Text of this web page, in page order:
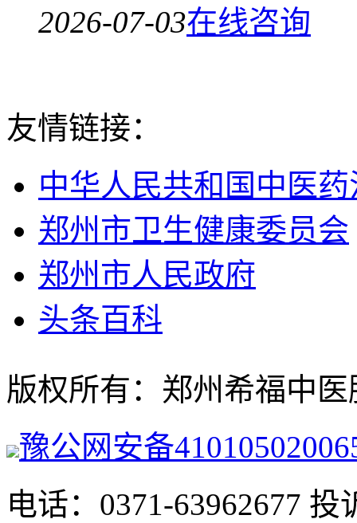
2026-07-03在线咨询
友情链接：
中华人民共和国中医药
郑州市卫生健康委员会
郑州市人民政府
头条百科
版权所有：郑州希福中
豫公网安备
电话：0371-63962677 投